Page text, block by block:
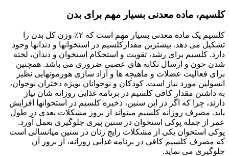
کلسیم، ماده معدنی بسیار مهم برای بدن
کلسیم یک ماده معدنی بسیار مهم است که ۲٪ وزن کل بدن را
تشکیل می دهد. بیشترین مقدارکلسیم در استخوانها و دندانها وجود
دارد. کلسیم برای رشد، تقویت و استحکام استخوان و دندان، لخته
شدن خون و ارسال تکانه های عصبی ضروری می باشد. همچنین
برای فعالیت عضلات و ماهیچه ها و آزاد سازی هورمونهایی نظیر
انسولین مورد نیاز است. کودکان و نوجوانان بویژه دختران نوجوان،
به داشتن مقدار کافی کلسیم در برنامه غذایی روزانه شان نیاز
دارند، چرا که اگر در این سنین، ذخیره کلسیم در استخوانها افزایش
یاید. مصرف روزانه کلسیم میتواند از بروز مشکلات بعدی در طول
عمر از جمله پوکی استخوان در سنین پیری جلوگیری بعمل آورد.
پوکی استخوان یکی از مشکلات رایج زنان در سنین میانسالی است
که مصرف کلسیم کافی در برنامه غذایی روزانه، از بروز آن
جلوگیری می نماید.